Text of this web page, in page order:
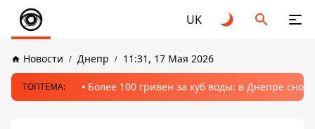
UK
Новости Днепр 11:31, 17 Мая 2026
ТОПТЕМА: Более 100 гривен за куб воды: в Днепре